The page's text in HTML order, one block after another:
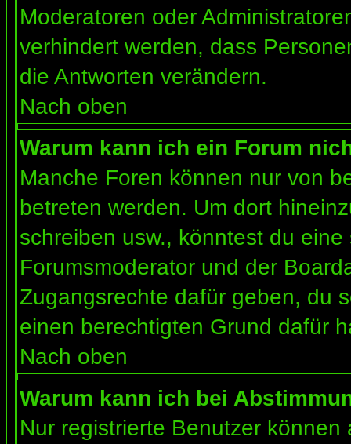
Moderatoren oder
verhindert werden, dass
die Antworten verändern.
Nach oben
Warum kann ich ein Forum
Manche Foren können nur von
betreten werden. Um dort
schreiben usw., könntest du
Forumsmoderator und der
Zugangsrechte dafür geben, du
einen berechtigten Grund dafür
Nach oben
Warum kann ich bei
Nur registrierte Benutzer